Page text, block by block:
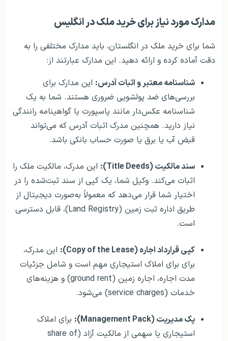
مدارک مورد نیاز برای خرید ملک در انگلیس
شما برای خرید ملک در انگلستان، باید مدارک مختلفی را به
دقت آماده کرده و ارائه دهید. این مدارک عبارتند از:
شناسنامه معتبر و اثبات آدرس: این مدارک برای
بررسی‌های ضد پولشویی ضروری هستند. شما به یک
شناسنامه عکس‌دار مانند پاسپورت یا گواهینامه رانندگی
نیاز دارید. همچنین مدرک اثبات آدرس که می‌تواند
قبض آب یا برق یا صورت حساب بانکی باشد.
سند مالکیت (Title Deeds):
این مدرک، مالکیت ملک را
اثبات می‌کند. وکیل شما، یک کپی از سند ثبت‌شده را در
اختیار شما قرار می‌دهد که معمولاً به‌صورت دیجیتال از
طریق اداره ثبت زمین (Land Registry)، قابل دسترسی
است.
کپی قرارداد اجاره (Copy of the Lease):
این مدرک،
برای برای املاک استیجاری مهم است و شامل جزئیات
مدت اجاره، اجاره زمین (ground rent) و هزینه‌های
خدمات (service charges) می‌شود.
پک مدیریت (Management Pack):
برای املاک
استیجاری یا سهمی از مالکیت آزاد (share of